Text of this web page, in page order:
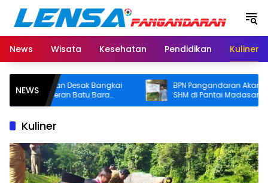
Langsung
konten
News
Wisata Kesehatan Pendidikan Kuliner
NEWS
Desak Bangkai
Batu Bara
Buruknya
BPN Pangandaran Akan Cek Dugaan
SHM di Pantai Madasari, Pemkab Minta
Usut Asal-usul Sertifikat
Kuliner